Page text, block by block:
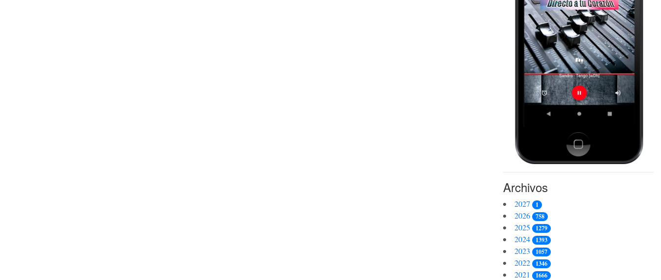
Archivos
2027 1
2026 758
2025 1279
2024 1393
2023 1057
2022 1346
2021 1666